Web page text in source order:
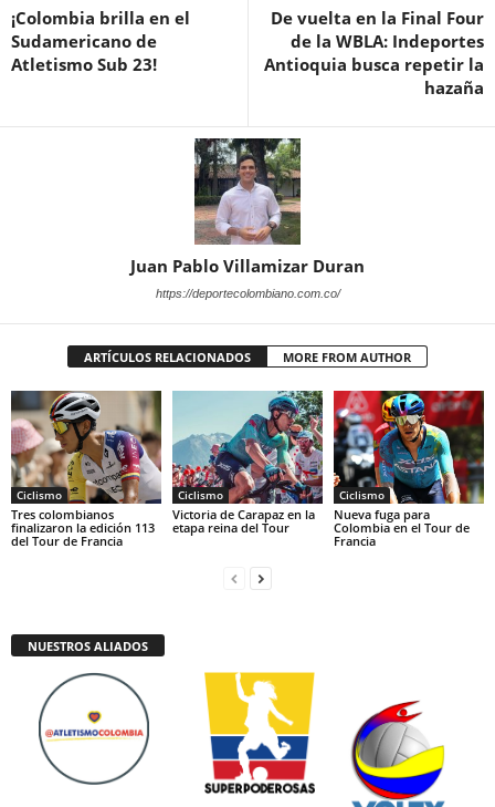
¡Colombia brilla en el
Sudamericano de
Atletismo Sub 23!
De vuelta en la Final Four
de la WBLA: Indeportes
Antioquia busca repetir la
hazaña
Juan Pablo Villamizar Duran
https://deportecolombiano.com.co/
ARTÍCULOS RELACIONADOS MORE FROM AUTHOR
Ciclismo
Tres colombianos
finalizaron la edición 113
del Tour de Francia
Ciclismo
Victoria de Carapaz en la
etapa reina del Tour
Ciclismo
Nueva fuga para
Colombia en el Tour de
Francia
NUESTROS ALIADOS